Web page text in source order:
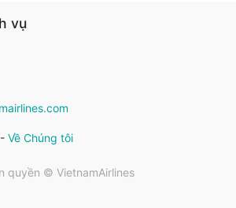
vụ
- Về Chúng tôi
quyền © VietnamAirlines